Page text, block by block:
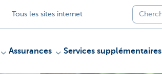
Tous les sites internet
Assurances Services supplémentaires